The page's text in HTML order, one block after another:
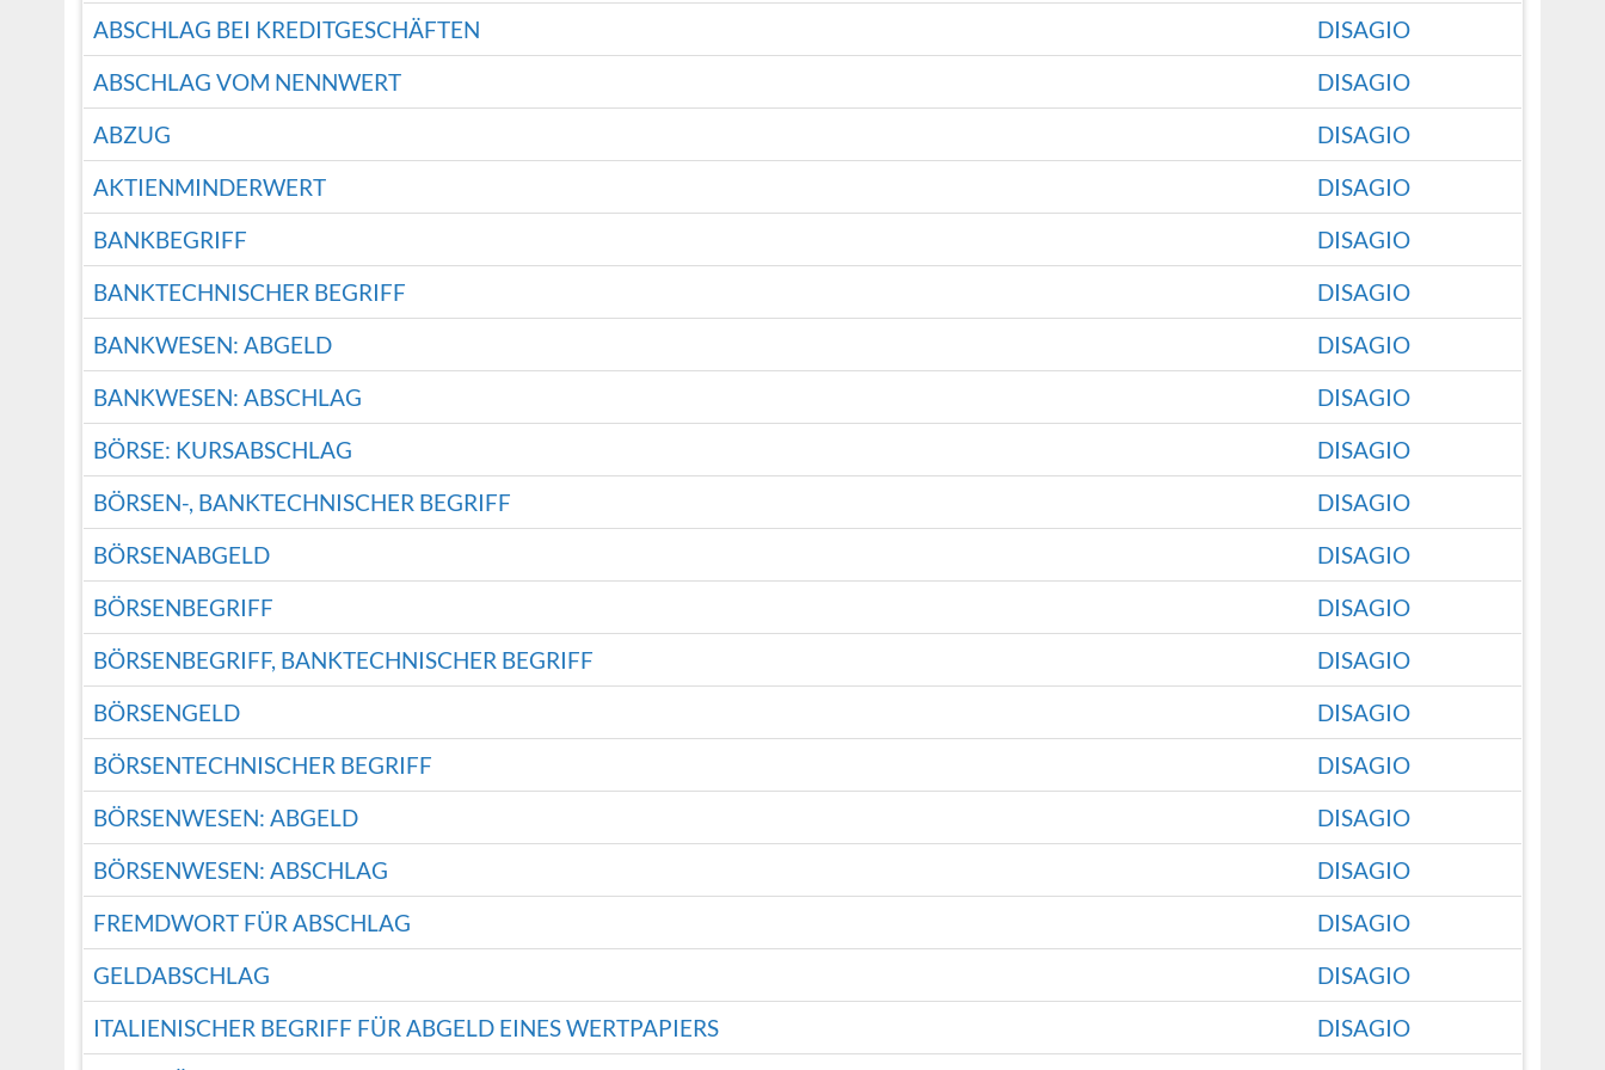
ABSCHLAG BEI KREDITGESCHÄFTEN
DISAGIO
ABSCHLAG VOM NENNWERT
DISAGIO
ABZUG
DISAGIO
AKTIENMINDERWERT
DISAGIO
BANKBEGRIFF
DISAGIO
BANKTECHNISCHER BEGRIFF
DISAGIO
BANKWESEN: ABGELD
DISAGIO
BANKWESEN: ABSCHLAG
DISAGIO
BÖRSE: KURSABSCHLAG
DISAGIO
BÖRSEN-, BANKTECHNISCHER BEGRIFF
DISAGIO
BÖRSENABGELD
DISAGIO
BÖRSENBEGRIFF
DISAGIO
BÖRSENBEGRIFF, BANKTECHNISCHER BEGRIFF
DISAGIO
BÖRSENGELD
DISAGIO
BÖRSENTECHNISCHER BEGRIFF
DISAGIO
BÖRSENWESEN: ABGELD
DISAGIO
BÖRSENWESEN: ABSCHLAG
DISAGIO
FREMDWORT FÜR ABSCHLAG
DISAGIO
GELDABSCHLAG
DISAGIO
ITALIENISCHER BEGRIFF FÜR ABGELD EINES WERTPAPIERS
DISAGIO